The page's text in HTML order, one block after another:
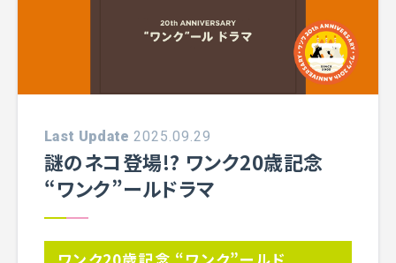
Last Update 2025.09.29
謎のネコ登場!? ワンク20歳記念
“ワンク”ールドラマ